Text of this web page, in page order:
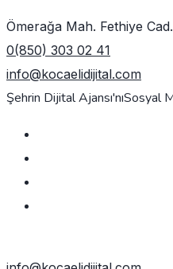
Ömerağa Mah. Fethiye
0(850) 303 02 41
info@kocaelidijital.com
Şehrin Dijital Ajansı'nıSosyal